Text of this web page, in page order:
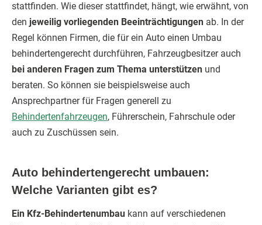
stattfinden. Wie dieser stattfindet, hängt, wie erwähnt, von
den jeweilig vorliegenden Beeinträchtigungen ab. In der
Regel können Firmen, die für ein Auto einen Umbau
behindertengerecht durchführen, Fahrzeugbesitzer auch
bei anderen Fragen zum Thema unterstützen und
beraten. So können sie beispielsweise auch
Ansprechpartner für Fragen generell zu
Behindertenfahrzeugen, Führerschein, Fahrschule oder
auch zu Zuschüssen sein.
Auto behindertengerecht umbauen:
Welche Varianten gibt es?
Ein Kfz-Behindertenumbau kann auf verschiedenen